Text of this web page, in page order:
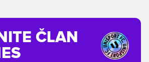
ČLAN